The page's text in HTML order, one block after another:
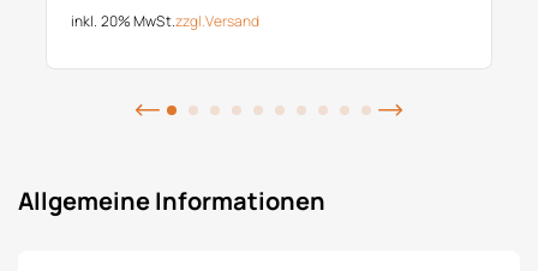
inkl. 20% MwSt.zzgl.Versand
Allgemeine Informationen